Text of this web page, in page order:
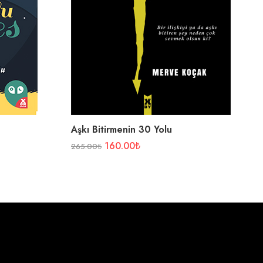
Aşkı Bitirmenin 30 Yolu
265.00₺ 160.00₺